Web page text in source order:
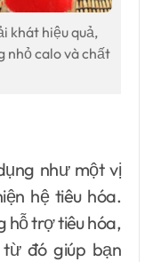
khát hiệu quả,
nhỏ calo và chất
như một vị
hệ tiêu hóa.
hỗ trợ tiêu hóa,
đó giúp bạn